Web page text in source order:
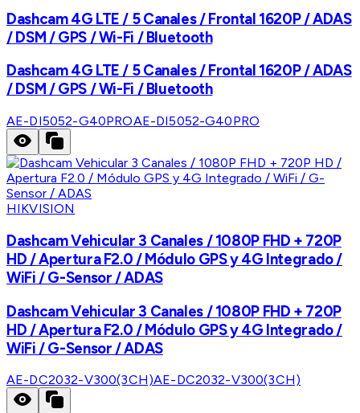
Dashcam 4G LTE / 5 Canales / Frontal 1620P / ADAS
/ DSM / GPS / Wi-Fi / Bluetooth
Dashcam 4G LTE / 5 Canales / Frontal 1620P / ADAS
/ DSM / GPS / Wi-Fi / Bluetooth
AE-DI5052-G40PROAE-DI5052-G40PRO
HIKVISION
Dashcam Vehicular 3 Canales / 1080P FHD + 720P
HD / Apertura F2.0 / Módulo GPS y 4G Integrado /
WiFi / G-Sensor / ADAS
Dashcam Vehicular 3 Canales / 1080P FHD + 720P
HD / Apertura F2.0 / Módulo GPS y 4G Integrado /
WiFi / G-Sensor / ADAS
AE-DC2032-V300(3CH)AE-DC2032-V300(3CH)